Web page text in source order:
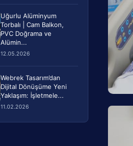
Uğurlu Alüminyum
Torbalı | Cam Balkon,
PVC Doğrama ve
Alümin...
12.05.2026
Webrek Tasarım’dan
Dijital Dönüşüme Yeni
Yaklaşım: İşletmele...
11.02.2026